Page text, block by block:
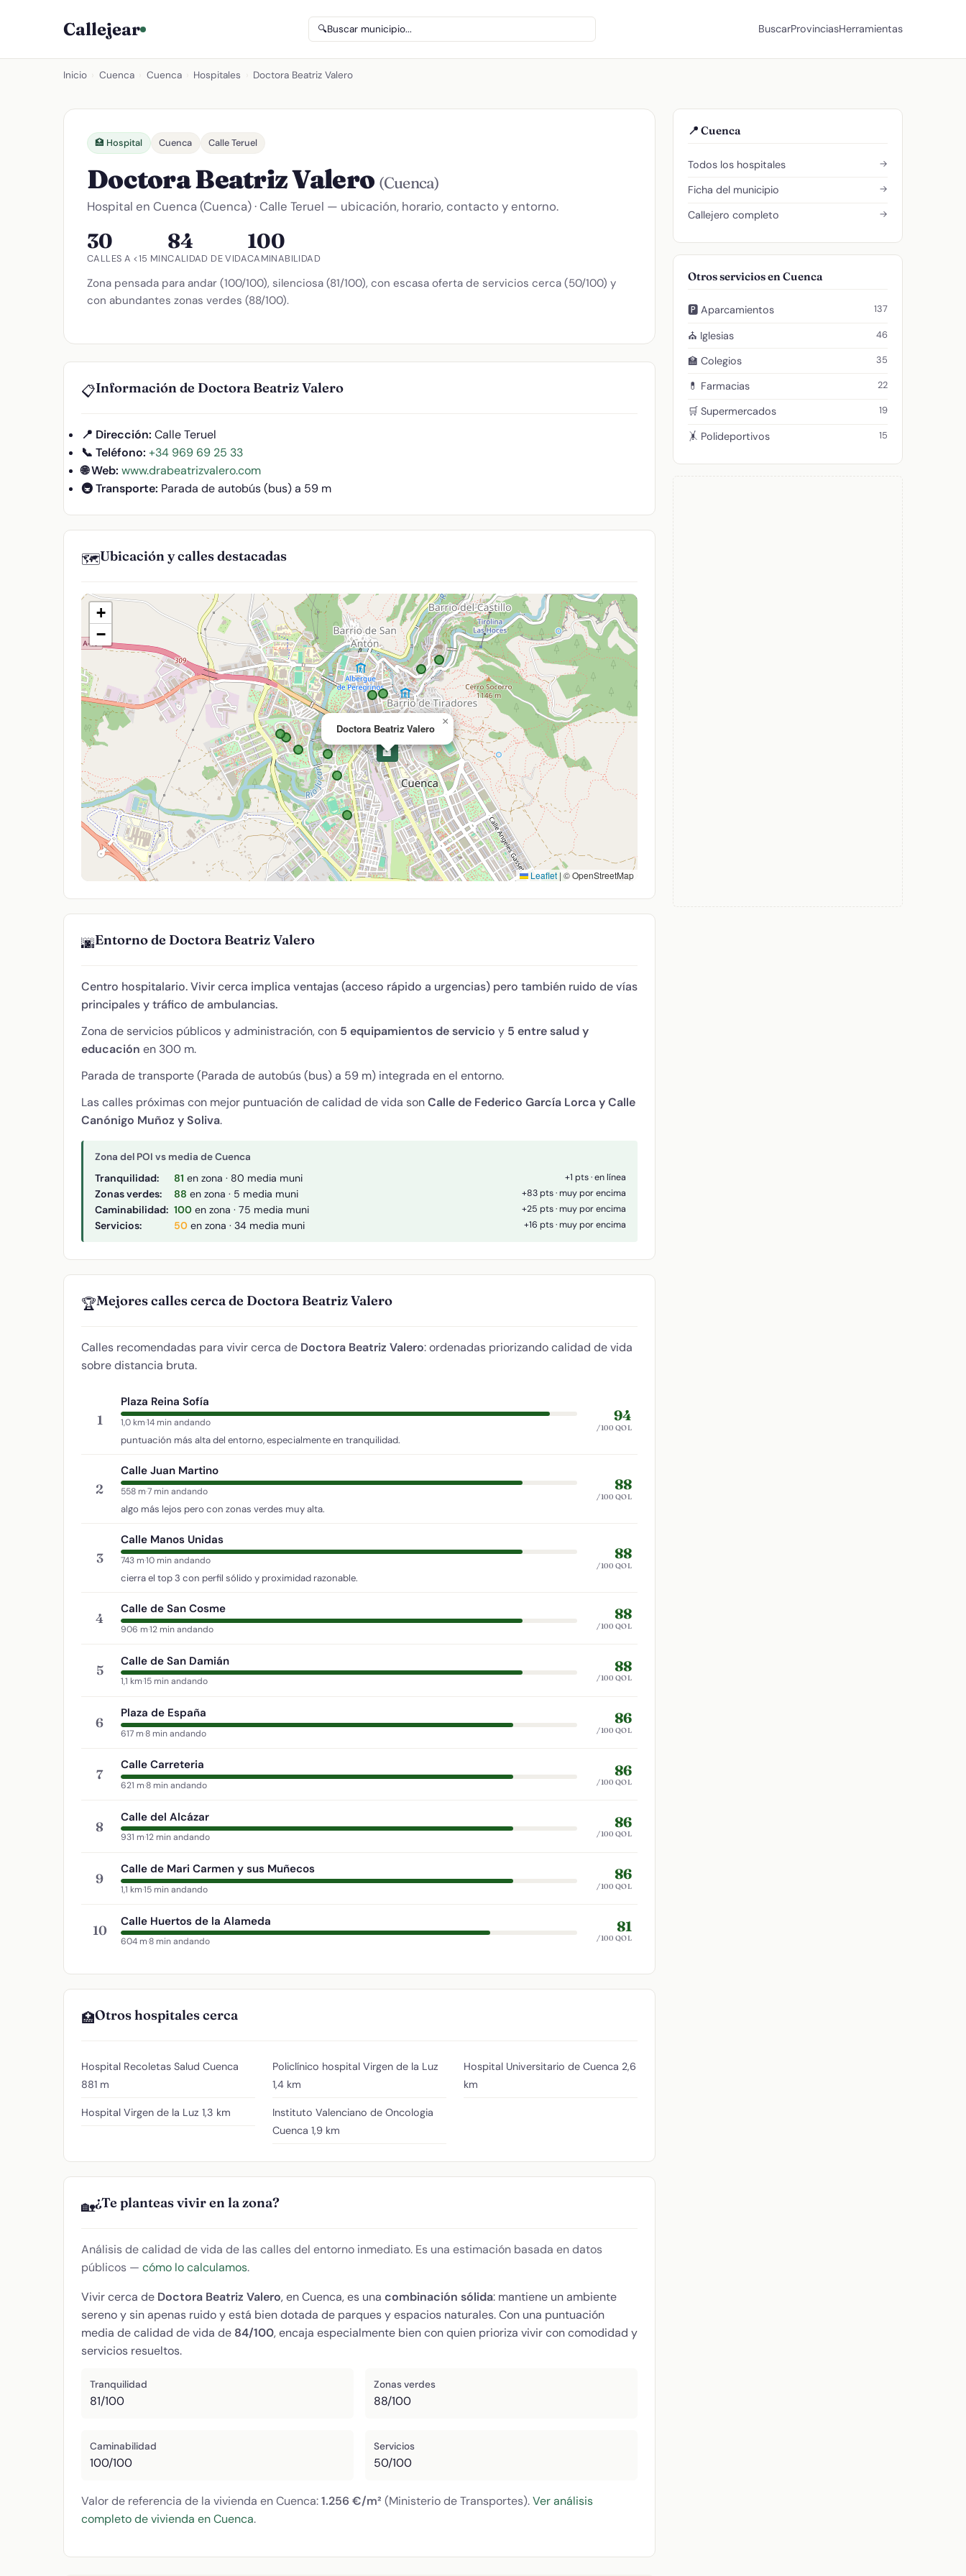
Callejear 🔍Buscar municipio... BuscarProvinciasHerramientas
Inicio Cuenca Cuenca Hospitales Doctora Beatriz Valero
🏥 Hospital Cuenca Calle Teruel
Doctora Beatriz Valero (Cuenca)
Hospital en Cuenca (Cuenca) · Calle Teruel — ubicación, horario, contacto y entorno.
30
CALLES A <15 MIN
84
CALIDAD DE VIDA
100
CAMINABILIDAD
Zona pensada para andar (100/100), silenciosa (81/100), con escasa oferta de servicios cerca (50/100) y
con abundantes zonas verdes (88/100).
📋Información de Doctora Beatriz Valero
📍 Dirección: Calle Teruel
📞 Teléfono: +34 969 69 25 33
🌐 Web: www.drabeatrizvalero.com
🚇 Transporte: Parada de autobús (bus) a 59 m
🗺️Ubicación y calles destacadas
🏥
Doctora Beatriz Valero
×
+
−
Leaflet | © OpenStreetMap
🌆Entorno de Doctora Beatriz Valero
Centro hospitalario. Vivir cerca implica ventajas (acceso rápido a urgencias) pero también ruido de vías
principales y tráfico de ambulancias.
Zona de servicios públicos y administración, con 5 equipamientos de servicio y 5 entre salud y
educación en 300 m.
Parada de transporte (Parada de autobús (bus) a 59 m) integrada en el entorno.
Las calles próximas con mejor puntuación de calidad de vida sonCalle de Federico García Lorca y Calle
Canónigo Muñoz y Soliva.
Zona del POI vs media de Cuenca
Tranquilidad: 81 en zona · 80 media muni +1 pts · en línea
Zonas verdes: 88 en zona · 5 media muni +83 pts · muy por encima
Caminabilidad: 100 en zona · 75 media muni +25 pts · muy por encima
Servicios: 50 en zona · 34 media muni +16 pts · muy por encima
🏆Mejores calles cerca de Doctora Beatriz Valero
Calles recomendadas para vivir cerca de Doctora Beatriz Valero: ordenadas priorizando calidad de vida
sobre distancia bruta.
1
Plaza Reina Sofía
1,0 km·14 min andando
puntuación más alta del entorno, especialmente en tranquilidad.
94
/100 QOL
2
Calle Juan Martino
558 m·7 min andando
algo más lejos pero con zonas verdes muy alta.
88
/100 QOL
3
Calle Manos Unidas
743 m·10 min andando
cierra el top 3 con perfil sólido y proximidad razonable.
88
/100 QOL
4
Calle de San Cosme
906 m·12 min andando
88
/100 QOL
5
Calle de San Damián
1,1 km·15 min andando
88
/100 QOL
6
Plaza de España
617 m·8 min andando
86
/100 QOL
7
Calle Carreteria
621 m·8 min andando
86
/100 QOL
8
Calle del Alcázar
931 m·12 min andando
86
/100 QOL
9
Calle de Mari Carmen y sus Muñecos
1,1 km·15 min andando
86
/100 QOL
10
Calle Huertos de la Alameda
604 m·8 min andando
81
/100 QOL
🏥Otros hospitales cerca
Hospital Recoletas Salud Cuenca
881 m
Hospital Virgen de la Luz 1,3 km
Policlínico hospital Virgen de la Luz
1,4 km
Instituto Valenciano de Oncologia
Cuenca 1,9 km
Hospital Universitario de Cuenca 2,6
km
🏡¿Te planteas vivir en la zona?
Análisis de calidad de vida de las calles del entorno inmediato. Es una estimación basada en datos
públicos — cómo lo calculamos.
Vivir cerca de Doctora Beatriz Valero, en Cuenca, es una combinación sólida: mantiene un ambiente
sereno y sin apenas ruido y está bien dotada de parques y espacios naturales. Con una puntuación
media de calidad de vida de 84/100, encaja especialmente bien con quien prioriza vivir con comodidad y
servicios resueltos.
Tranquilidad
81/100
Zonas verdes
88/100
Caminabilidad
100/100
Servicios
50/100
Valor de referencia de la vivienda en Cuenca:1.256 €/m² (Ministerio de Transportes).Ver análisis
completo de vivienda en Cuenca.
📍 Cuenca
Todos los hospitales →
Ficha del municipio →
Callejero completo →
Otros servicios en Cuenca
🅿️ Aparcamientos 137
⛪ Iglesias 46
🏫 Colegios 35
💊 Farmacias 22
🛒 Supermercados 19
🤸 Polideportivos 15